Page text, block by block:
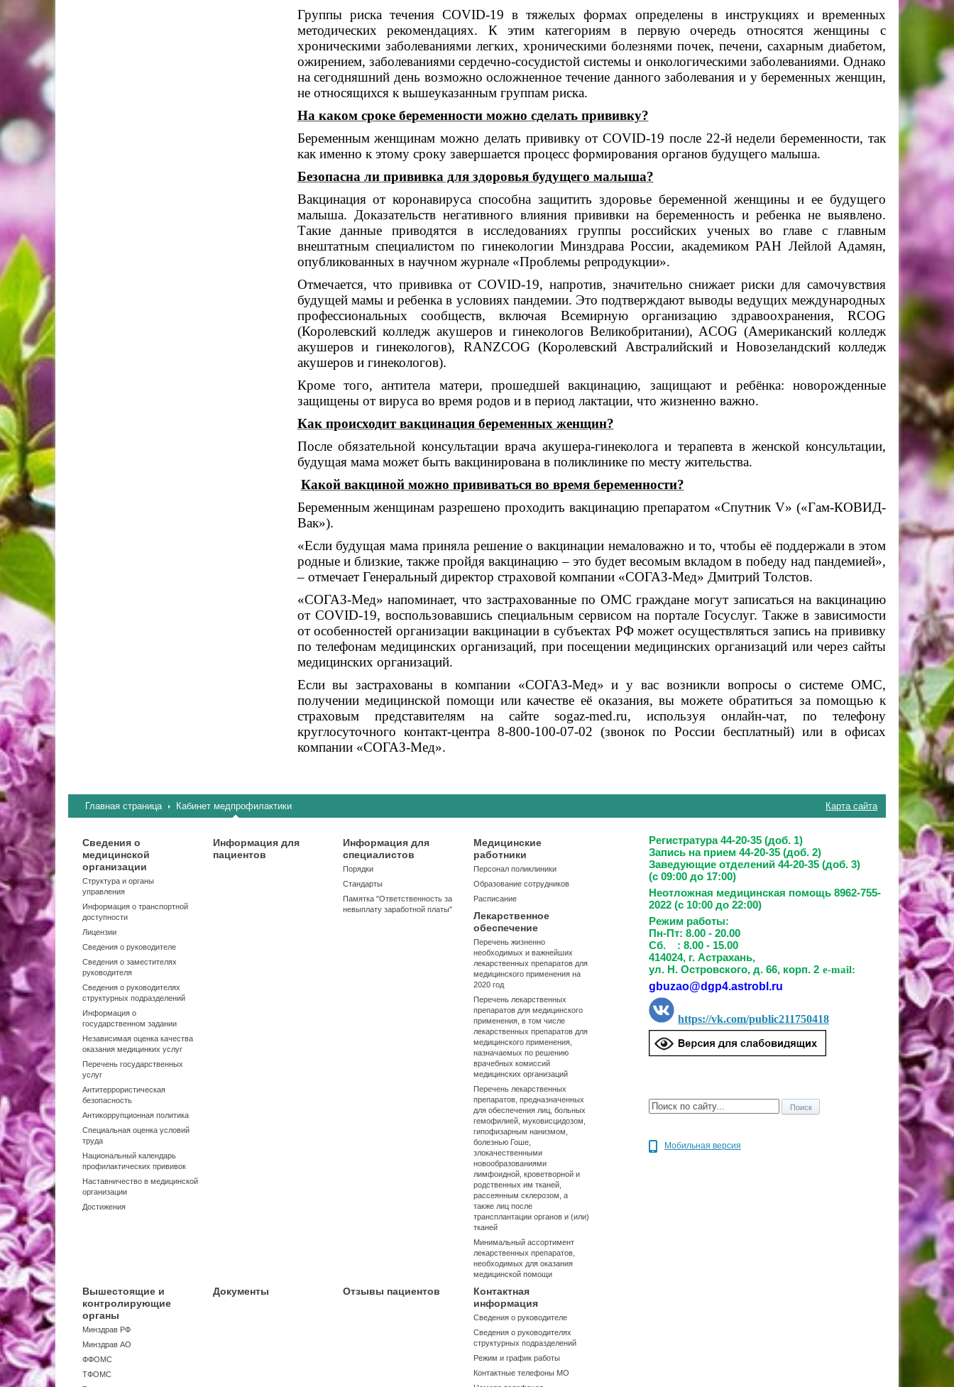
Группы риска течения COVID-19 в тяжелых формах определены в инструкциях и временных
методических рекомендациях. К этим категориям в первую очередь относятся женщины с
хроническими заболеваниями легких, хроническими болезнями почек, печени, сахарным диабетом,
ожирением, заболеваниями сердечно-сосудистой системы и онкологическими заболеваниями. Однако
на сегодняшний день возможно осложненное течение данного заболевания и у беременных женщин,
не относящихся к вышеуказанным группам риска.
На каком сроке беременности можно сделать прививку?
Беременным женщинам можно делать прививку от COVID-19 после 22-й недели беременности, так
как именно к этому сроку завершается процесс формирования органов будущего малыша.
Безопасна ли прививка для здоровья будущего малыша?
Вакцинация от коронавируса способна защитить здоровье беременной женщины и ее будущего
малыша. Доказательств негативного влияния прививки на беременность и ребенка не выявлено.
Такие данные приводятся в исследованиях группы российских ученых во главе с главным
внештатным специалистом по гинекологии Минздрава России, академиком РАН Лейлой Адамян,
опубликованных в научном журнале «Проблемы репродукции».
Отмечается, что прививка от COVID-19, напротив, значительно снижает риски для самочувствия
будущей мамы и ребенка в условиях пандемии. Это подтверждают выводы ведущих международных
профессиональных сообществ, включая Всемирную организацию здравоохранения, RCOG
(Королевский колледж акушеров и гинекологов Великобритании), ACOG (Американский колледж
акушеров и гинекологов), RANZCOG (Королевский Австралийский и Новозеландский колледж
акушеров и гинекологов).
Кроме того, антитела матери, прошедшей вакцинацию, защищают и ребёнка: новорожденные
защищены от вируса во время родов и в период лактации, что жизненно важно.
Как происходит вакцинация беременных женщин?
После обязательной консультации врача акушера-гинеколога и терапевта в женской консультации,
будущая мама может быть вакцинирована в поликлинике по месту жительства.
Какой вакциной можно прививаться во время беременности?
Беременным женщинам разрешено проходить вакцинацию препаратом «Спутник V» («Гам-КОВИД-
Вак»).
«Если будущая мама приняла решение о вакцинации немаловажно и то, чтобы её поддержали в этом
родные и близкие, также пройдя вакцинацию – это будет весомым вкладом в победу над пандемией»,
– отмечает Генеральный директор страховой компании «СОГАЗ-Мед» Дмитрий Толстов.
«СОГАЗ-Мед» напоминает, что застрахованные по ОМС граждане могут записаться на вакцинацию
от COVID-19, воспользовавшись специальным сервисом на портале Госуслуг. Также в зависимости
от особенностей организации вакцинации в субъектах РФ может осуществляться запись на прививку
по телефонам медицинских организаций, при посещении медицинских организаций или через сайты
медицинских организаций.
Если вы застрахованы в компании «СОГАЗ-Мед» и у вас возникли вопросы о системе ОМС,
получении медицинской помощи или качестве её оказания, вы можете обратиться за помощью к
страховым представителям на сайте sogaz-med.ru, используя онлайн-чат, по телефону
круглосуточного контакт-центра 8-800-100-07-02 (звонок по России бесплатный) или в офисах
компании «СОГАЗ-Мед».
Главная страница Кабинет медпрофилактики Карта сайта
Регистратура 44-20-35 (доб. 1)
Запись на прием 44-20-35 (доб. 2)
Заведующие отделений 44-20-35 (доб. 3)
(с 09:00 до 17:00)
Неотложная медицинская помощь 8962-755-
2022 (с 10:00 до 22:00)
Режим работы:
Пн-Пт: 8.00 - 20.00
Сб. : 8.00 - 15.00
414024, г. Астрахань,
ул. Н. Островского, д. 66, корп. 2 e-mail:
gbuzao@dgp4.astrobl.ru
https://vk.com/public211750418
Мобильная версия
Сведения о
медицинской
организации
Структура и органы
управления
Информация о транспортной
доступности
Лицензии
Сведения о руководителе
Сведения о заместителях
руководителя
Сведения о руководителях
структурных подразделений
Информация о
государственном задании
Независимая оценка качества
оказания медицинких услуг
Перечень государственных
услуг
Антитеррористическая
безопасность
Антикоррупционная политика
Специальная оценка условий
труда
Национальный календарь
профилактических прививок
Наставничество в медицинской
организации
Достижения
Информация для
пациентов
Информация для
специалистов
Порядки
Стандарты
Памятка "Ответственность за
невыплату заработной платы"
Медицинские
работники
Персонал поликлиники
Образование сотрудников
Расписание
Лекарственное
обеспечение
Перечень жизненно
необходимых и важнейших
лекарственных препаратов для
медицинского применения на
2020 год
Перечень лекарственных
препаратов для медицинского
применения, в том числе
лекарственных препаратов для
медицинского применения,
назначаемых по решению
врачебных комиссий
медицинских организаций
Перечень лекарственных
препаратов, предназначенных
для обеспечения лиц, больных
гемофилией, муковисцидозом,
гипофизарным нанизмом,
болезнью Гоше,
злокачественными
новообразованиями
лимфоидной, кроветворной и
родственных им тканей,
рассеянным склерозом, а
также лиц после
трансплантации органов и (или)
тканей
Минимальный ассортимент
лекарственных препаратов,
необходимых для оказания
медицинской помощи
Вышестоящие и
контролирующие
органы
Минздрав РФ
Минздрав АО
ФФОМС
ТФОМС
Документы Отзывы пациентов
Контактная
информация
Сведения о руководителе
Сведения о руководителях
структурных подразделений
Режим и график работы
Контактные телефоны МО